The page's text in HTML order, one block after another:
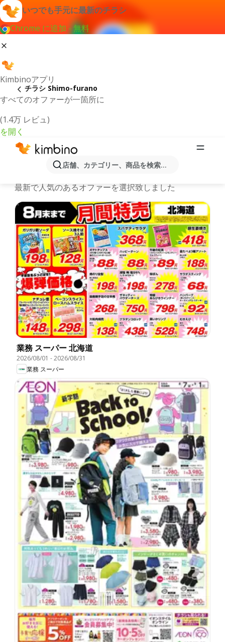
いつでも手元に最新のチラシ
Chrome に追加 - 無料
Kimbinoアプリ
すべてのオファーが一箇所に
(1.4万 レビュ)
を開く
店舗、カテゴリー、商品を検索...
チラシ Shimo-furano
最新のチラシとオファーShimo-
最新で人気のあるオファーを選択致しました
業務 スーパー 北海道
2026/08/01 -2026/08/31
業務 スーパー